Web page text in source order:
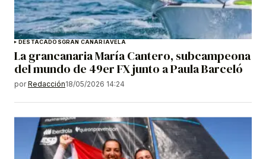
DESTACADOSGRAN CANARIAVELA
La grancanaria María Cantero, subcampeona
del mundo de 49er FX junto a Paula Barceló
por Redacción18/05/2026 14:24